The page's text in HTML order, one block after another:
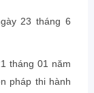
23 tháng 6
tháng 01 năm
pháp thi hành